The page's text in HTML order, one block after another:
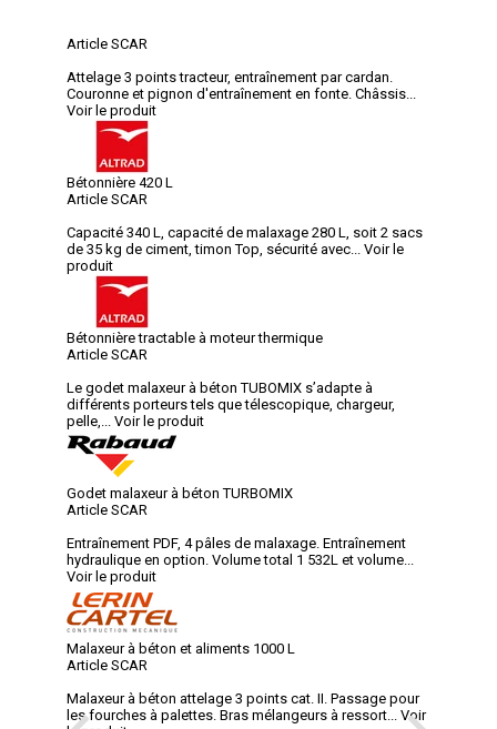
Article SCAR
Attelage 3 points tracteur, entraînement par cardan.
Couronne et pignon d'entraînement en fonte. Châssis...
Voir le produit
Bétonnière 420 L
Article SCAR
Capacité 340 L, capacité de malaxage 280 L, soit 2 sacs
de 35 kg de ciment, timon Top, sécurité avec...
Voir le
produit
Bétonnière tractable à moteur thermique
Article SCAR
Le godet malaxeur à béton TUBOMIX s’adapte à
différents porteurs tels que télescopique, chargeur,
pelle,...
Voir le produit
Godet malaxeur à béton TURBOMIX
Article SCAR
Entraînement PDF, 4 pâles de malaxage. Entraînement
hydraulique en option. Volume total 1 532L et volume...
Voir le produit
Malaxeur à béton et aliments 1000 L
Article SCAR
Malaxeur à béton attelage 3 points cat. II. Passage pour
les fourches à palettes. Bras mélangeurs à ressort...
Voir